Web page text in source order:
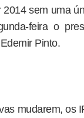
2014 sem uma
feira o
Pinto.
mudarem, os